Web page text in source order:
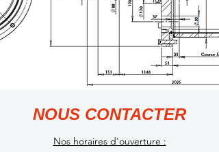
NOUS CONTACTER
Nos horaires d'ouverture :